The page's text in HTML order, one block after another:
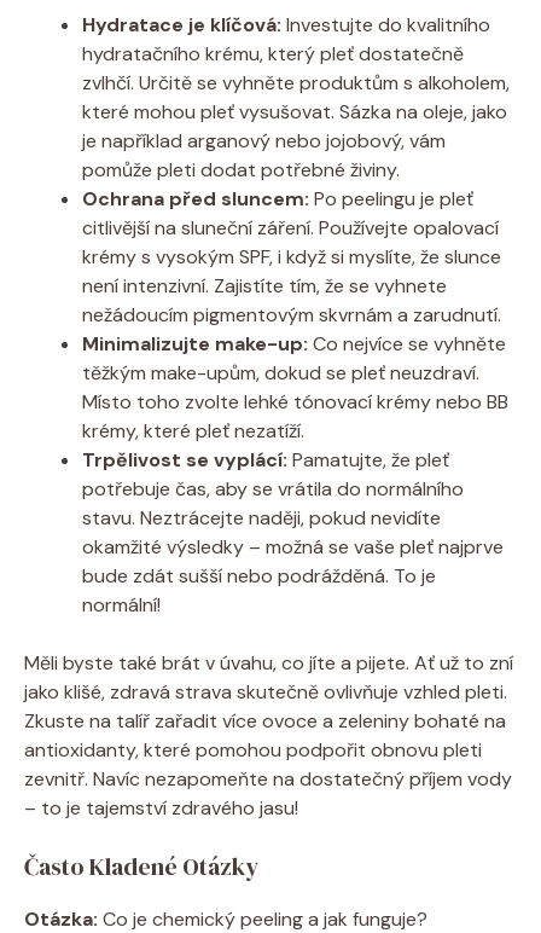
Hydratace je klíčová: Investujte do kvalitního
hydratačního krému, který pleť dostatečně
zvlhčí. Určitě se vyhněte produktům s alkoholem,
které mohou pleť vysušovat. Sázka na oleje, jako
je například arganový nebo jojobový, vám
pomůže pleti dodat potřebné živiny.
Ochrana před sluncem: Po peelingu je pleť
citlivější na sluneční záření. Používejte opalovací
krémy s vysokým SPF, i když si myslíte, že slunce
není intenzivní. Zajistíte tím, že se vyhnete
nežádoucím pigmentovým skvrnám a zarudnutí.
Minimalizujte make-up: Co nejvíce se vyhněte
těžkým make-upům, dokud se pleť neuzdraví.
Místo toho zvolte lehké tónovací krémy nebo BB
krémy, které pleť nezatíží.
Trpělivost se vyplácí: Pamatujte, že pleť
potřebuje čas, aby se vrátila do normálního
stavu. Neztrácejte naději, pokud nevidíte
okamžité výsledky – možná se vaše pleť najprve
bude zdát sušší nebo podrážděná. To je
normální!
Měli byste také brát v úvahu, co jíte a pijete. Ať už to zní
jako klišé, zdravá strava skutečně ovlivňuje vzhled pleti.
Zkuste na talíř zařadit více ovoce a zeleniny bohaté na
antioxidanty, které pomohou podpořit obnovu pleti
zevnitř. Navíc nezapomeňte na dostatečný příjem vody
– to je tajemství zdravého jasu!
Často Kladené Otázky
Otázka: Co je chemický peeling a jak funguje?